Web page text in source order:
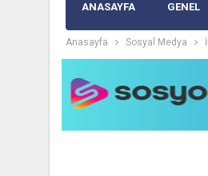
ANASAYFA GENEL
Anasayfa Sosyal Medya